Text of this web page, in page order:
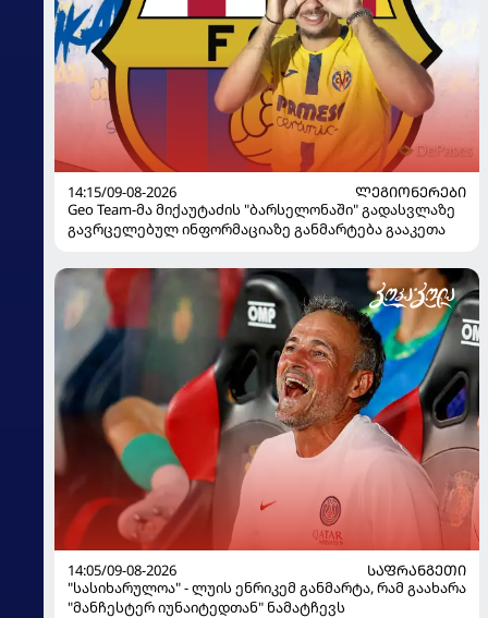
14:15/09-08-2026
ᲚᲔᲒᲘᲝᲜᲔᲠᲔᲑᲘ
Geo Team-მა მიქაუტაძის "ბარსელონაში" გადასვლაზე
გავრცელებულ ინფორმაციაზე განმარტება გააკეთა
14:05/09-08-2026
ᲡᲐᲤᲠᲐᲜᲒᲔᲗᲘ
"სასიხარულოა" - ლუის ენრიკემ განმარტა, რამ გაახარა
"მანჩესტერ იუნაიტედთან" ნამატჩევს